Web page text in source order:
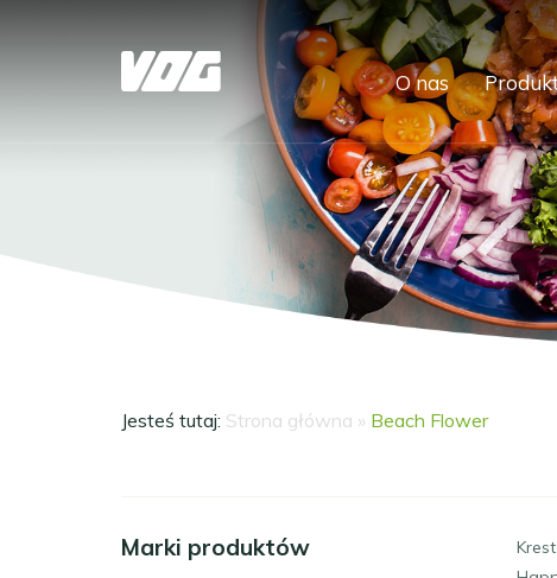
O nas
Jesteś tutaj: Strona główna » Beach Flower
Marki produktów